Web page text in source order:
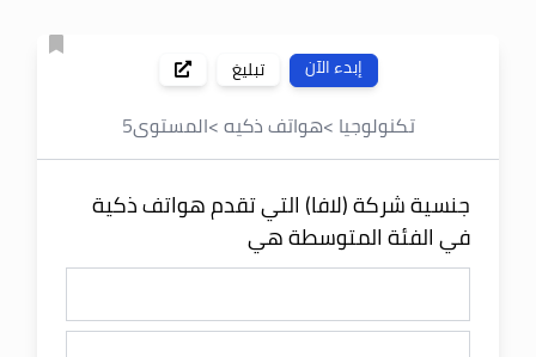
إبدء الآن تبليغ
تكنولوجيا >هواتف ذكيه>المستوى5
جنسية شركة (لافا) التي تقدم هواتف ذكية
في الفئة المتوسطة هي